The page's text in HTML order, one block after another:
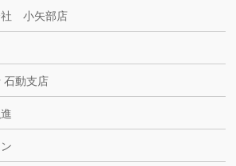
社 小矢部店
石動支店